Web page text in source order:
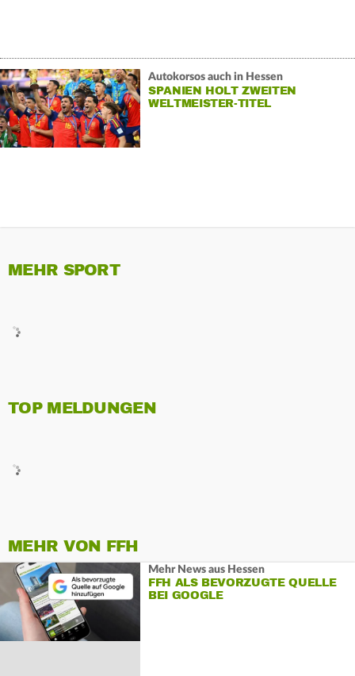
Autokorsos auch in Hessen
SPANIEN HOLT ZWEITEN
WELTMEISTER-TITEL
MEHR SPORT
TOP MELDUNGEN
MEHR VON FFH
Mehr News aus Hessen
FFH ALS BEVORZUGTE QUELLE
BEI GOOGLE